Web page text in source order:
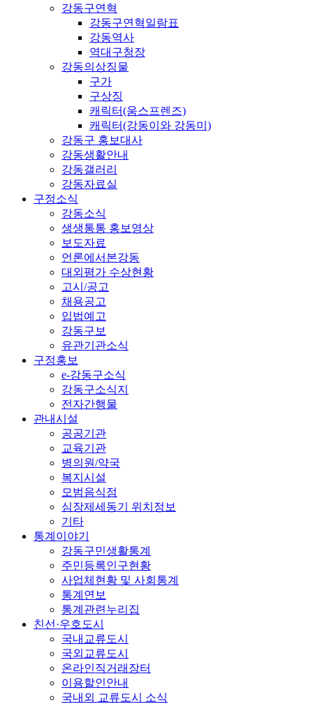
강동구연혁
강동구연혁일람표
강동역사
역대구청장
강동의상징물
구가
구상징
캐릭터(움스프렌즈)
캐릭터(강동이와 강동미)
강동구 홍보대사
강동생활안내
강동갤러리
강동자료실
구정소식
강동소식
생생통통 홍보영상
보도자료
언론에서본강동
대외평가 수상현황
고시/공고
채용공고
입법예고
강동구보
유관기관소식
구정홍보
e-강동구소식
강동구소식지
전자간행물
관내시설
공공기관
교육기관
병의원/약국
복지시설
모범음식점
심장제세동기 위치정보
기타
통계이야기
강동구민생활통계
주민등록인구현황
사업체현황 및 사회통계
통계연보
통계관련누리집
친선·우호도시
국내교류도시
국외교류도시
온라인직거래장터
이용할인안내
국내외 교류도시 소식